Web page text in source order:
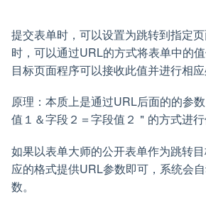
提交表单时，可以设置为跳转到指定
时，可以通过URL的方式将表单中的
目标页面程序可以接收此值并进行相应
原理：本质上是通过URL后面的的参
值１＆字段２＝字段值２＂的方式进行
如果以表单大师的公开表单作为跳转
应的格式提供URL参数即可，系统会
数。